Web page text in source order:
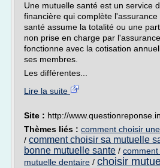
Une mutuelle santé est un service
financière qui complète
santé assume la totalité ou une
non prise en charge par
fonctionne avec la cotisation
ses membres.
Les différentes...
Lire la suite
Site : http://
Thèmes liés : comment choisir
/ comment choisir sa mutuelle
bonne mutuelle sante /
mutuelle dentaire / choisir